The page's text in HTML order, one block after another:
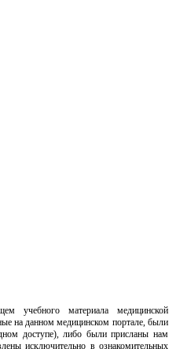
учебного материала медицинской
на данном медицинском портале, были
доступе), либо были присланы нам
исключительно в ознакомительных